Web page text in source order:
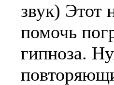
звук) Этот
помочь
гипноза.